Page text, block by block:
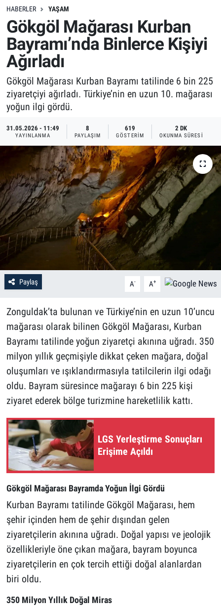
HABERLER YAŞAM
Gökgöl Mağarası Kurban
Bayramı’nda Binlerce Kişiyi
Ağırladı
Gökgöl Mağarası Kurban Bayramı tatilinde 6 bin 225
ziyaretçiyi ağırladı. Türkiye’nin en uzun 10. mağarası
yoğun ilgi gördü.
31.05.2026 - 11:49
YAYINLANMA
8
PAYLAŞIM
619
GÖSTERIM
2 DK
OKUNMA SÜRESI
Paylaş A- A+
Zonguldak’ta bulunan ve Türkiye’nin en uzun 10’uncu
mağarası olarak bilinen Gökgöl Mağarası, Kurban
Bayramı tatilinde yoğun ziyaretçi akınına uğradı. 350
milyon yıllık geçmişiyle dikkat çeken mağara, doğal
oluşumları ve ışıklandırmasıyla tatilcilerin ilgi odağı
oldu. Bayram süresince mağarayı 6 bin 225 kişi
ziyaret ederek bölge turizmine hareketlilik kattı.
LGS Yerleştirme Sonuçları
Erişime Açıldı
Gökgöl Mağarası Bayramda Yoğun İlgi Gördü
Kurban Bayramı tatilinde Gökgöl Mağarası, hem
şehir içinden hem de şehir dışından gelen
ziyaretçilerin akınına uğradı. Doğal yapısı ve jeolojik
özellikleriyle öne çıkan mağara, bayram boyunca
ziyaretçilerin en çok tercih ettiği doğal alanlardan
biri oldu.
350 Milyon Yıllık Doğal Miras